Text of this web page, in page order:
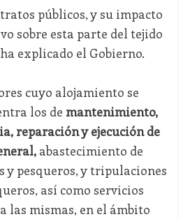
públicos, y su impacto
sobre esta parte del tejido
explicado el Gobierno.
cuyo alojamiento se
los de mantenimiento,
reparación y ejecución de
abastecimiento de
y pesqueros, y tripulaciones
así como servicios
las mismas, en el ámbito